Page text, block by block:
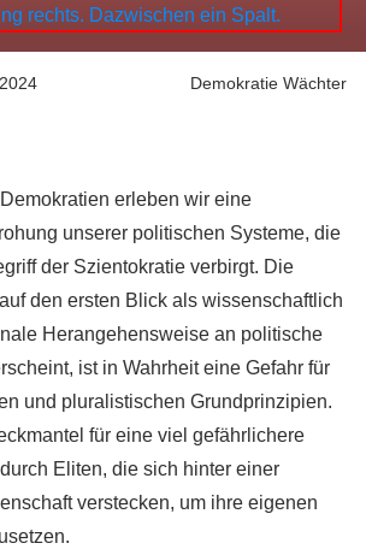
Demokratie Wächter
erleben wir eine
unserer politischen Systeme, die
der Szientokratie verbirgt. Die
den ersten Blick als wissenschaftlich
Herangehensweise an politische
ist in Wahrheit eine Gefahr für
und pluralistischen Grundprinzipien.
für eine viel gefährlichere
Eliten, die sich hinter einer
verstecken, um ihre eigenen